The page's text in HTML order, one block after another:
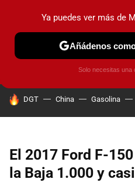
PRUEBAS COCHES
HOY SE HABLA DE
DGT China Gasolina
El 2017 Ford F-
la Baja 1.000 y
Ya puedes ver más de
Añádenos
Solo necesitas una